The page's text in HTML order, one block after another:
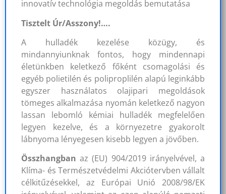
innovatív technológia megoldás bemutatása
Tisztelt Úr/Asszony!….
A hulladék kezelése közügy, és
mindannyiunknak fontos, hogy mindennapi
életünkben keletkező főként csomagolási és
egyéb polietilén és poliproplilén alapú leginkább
egyszer használatos olajipari megoldások
tömeges alkalmazása nyomán keletkező nagyon
lassan lebomló kémiai hulladék megfelelően
legyen kezelve, és a környezetre gyakorolt
lábnyoma lényegesen kisebb legyen a jövőben.
Összhangban az (EU) 904/2019 irányelvével, a
Klíma- és Természetvédelmi Akciótervben vállalt
célkitűzésekkel, az Európai Unió 2008/98/EK